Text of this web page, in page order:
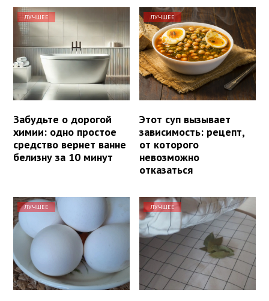
ЛУЧШЕЕ
Забудьте о дорогой
химии: одно простое
средство вернет ванне
белизну за 10 минут
ЛУЧШЕЕ
Этот суп вызывает
зависимость: рецепт,
от которого
невозможно
отказаться
ЛУЧШЕЕ ЛУЧШЕЕ